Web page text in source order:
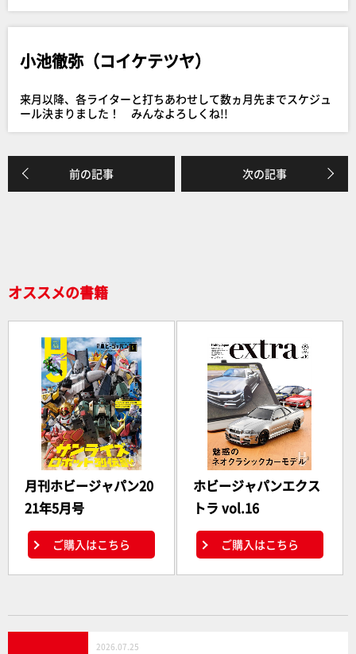
c
e
b
o
o
k
e
小池徹弥（コイケテツヤ）
来月以降、各ライターと打ちあわせして数ヵ月先までスケジュ
ール決まりました！ みんなよろしくね!!
前の記事 次の記事
オススメの書籍
月刊ホビージャパン20
21年5月号
ご購入はこちら
ホビージャパンエクス
トラ vol.16
ご購入はこちら
2026.07.25